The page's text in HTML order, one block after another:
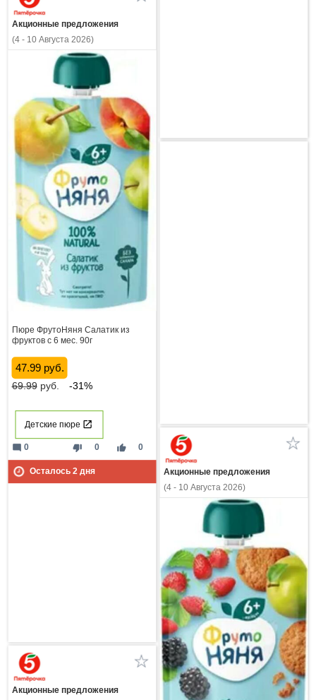
Акционные предложения
(4 - 10 Августа 2026)
Пюре ФрутоНяня Салатик из
фруктов с 6 мес. 90г
47.99 руб.
69.99руб. -31%
Детские пюре
thumb_down 0 thumb_up 0
mode_comment 0
Осталось 2дня
Акционные предложения
(4 - 10 Августа 2026)
Акционные предложения